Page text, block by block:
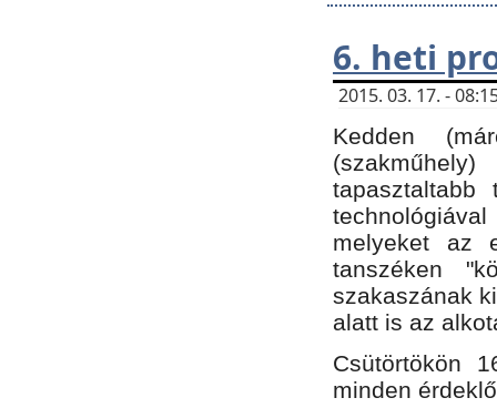
6. heti
2015. 03. 17. -
Kedden
tapasztaltabb
melyeket az
tanszéken
szakaszának
alatt is az
Csütörtökön
minden